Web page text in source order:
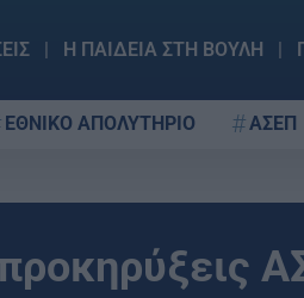
Η ΠΑΙΔΕΙΑ ΣΤΗ ΒΟΥΛΗ
ΕΘΝΙΚΟ ΑΠΟΛΥΤΗΡΙΟ ΑΣΕΠ